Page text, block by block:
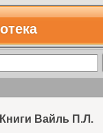
Книги Вайль П.Л.